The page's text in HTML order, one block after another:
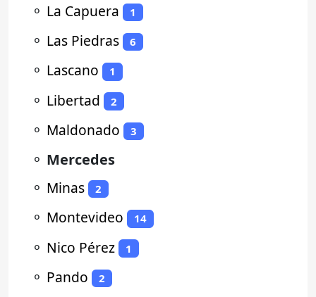
⚬ La Capuera 1
⚬ Las Piedras 6
⚬ Lascano 1
⚬ Libertad 2
⚬ Maldonado 3
⚬ Mercedes
⚬ Minas 2
⚬ Montevideo 14
⚬ Nico Pérez 1
⚬ Pando 2